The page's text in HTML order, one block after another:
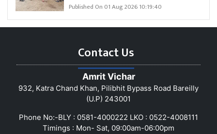
Published On 01 Aug 2026 10:19:40
Contact Us
Amrit Vichar
932, Katra Chand Khan, Pilibhit Bypass Road Bareilly
(U.P) 243001
Phone No:-BLY : 0581-4000222 LKO : 0522-4008111
Timings : Mon- Sat, 09:00am-06:00pm